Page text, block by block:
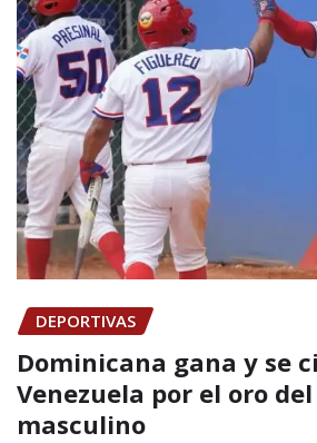
DEPORTIVAS
Dominicana gana y se
Venezuela por el oro
masculino